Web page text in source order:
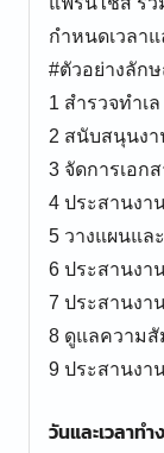
กำหนดเวลา
#ตัวอย่างลัก
1 สำรวจทำเ
2 สนับสนุนง
3 จัดการเอก
4 ประสานงา
5 วางแผนแล
6 ประสานงา
7 ประสานงา
8 ดูแลความ
วันและเวลาทำ